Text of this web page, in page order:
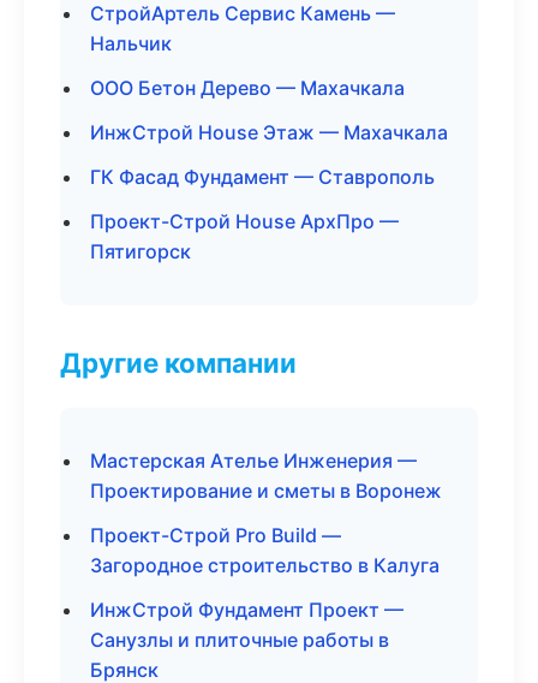
СтройАртель Сервис Камень —
Нальчик
ООО Бетон Дерево — Махачкала
ИнжСтрой House Этаж — Махачкала
ГК Фасад Фундамент — Ставрополь
Проект-Строй House АрхПро —
Пятигорск
Другие компании
Мастерская Ателье Инженерия —
Проектирование и сметы в Воронеж
Проект-Строй Pro Build —
Загородное строительство в Калуга
ИнжСтрой Фундамент Проект —
Санузлы и плиточные работы в
Брянск